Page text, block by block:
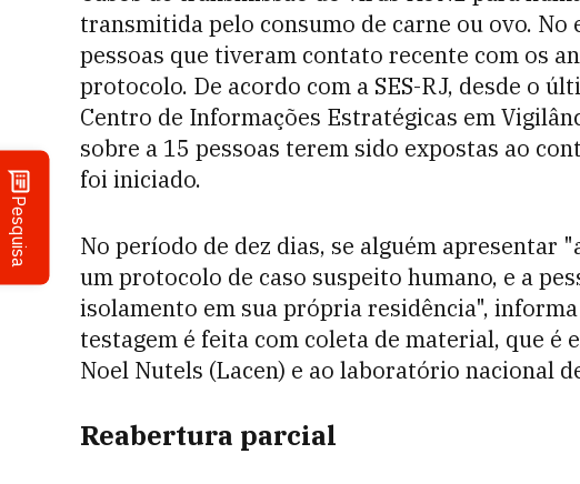
Pesquisa
transmitida pelo consumo de carne ou ovo.
pessoas que tiveram contato recente com os
protocolo. De acordo com a SES-RJ, desde o
Centro de Informações Estratégicas em
sobre a 15 pessoas terem sido expostas ao
foi iniciado.
No período de dez dias, se alguém
um protocolo de caso suspeito humano, e a
isolamento em sua própria residência",
testagem é feita com coleta de material, que
Noel Nutels (Lacen) e ao laboratório nacional
Reabertura parcial